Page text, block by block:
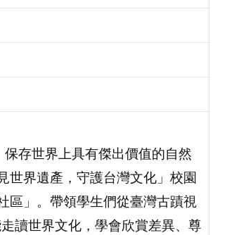
存世界上具有傑出價值的自然
世界遺產，守護台灣文化」校園
區」。帶領學生們從臺灣古蹟視
讀世界文化，學會欣賞差異、尊